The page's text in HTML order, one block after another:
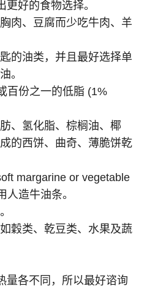
好的食物选择。
肉、豆腐而少吃牛肉、羊
的油类，并且最好选择单
。
百份之一的低脂 (1%
、氢化脂、棕榈油、椰
的西饼、曲奇、薄脆饼乾
margarine or vegetable
人造牛油条。
穀类、乾豆类、水果及蔬
量各不同，所以最好谘询